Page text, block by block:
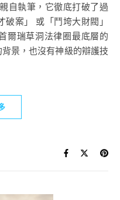
自執筆，它徹底打破了過
案」 或「鬥垮大財閥」
爾瑞草洞法律圈最底層的
景，也沒有神級的辯護技